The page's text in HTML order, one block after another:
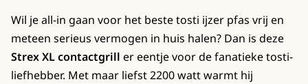
Wil je all-in gaan voor het beste tosti ijzer pfas vrij en
meteen serieus vermogen in huis halen? Dan is deze
Strex XL contactgrill er eentje voor de fanatieke tosti-
liefhebber. Met maar liefst 2200 watt warmt hij